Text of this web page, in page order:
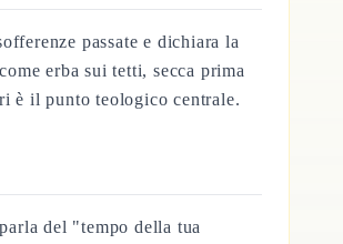
passate e dichiara la
erba sui tetti, secca prima
è il punto teologico centrale.
del "tempo della tua